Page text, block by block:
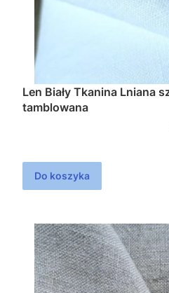
Len Biały Tkanina Lniana
tamblowana
Do koszyka